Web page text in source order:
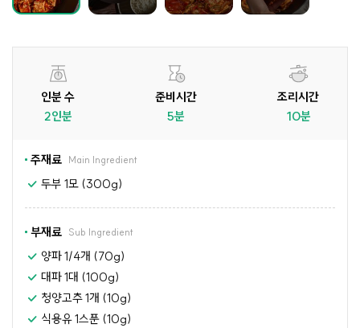
인분 수
2인분
준비시간
5분
조리시간
10분
주재료 Main Ingredient
두부 1모 (300g)
부재료 Sub Ingredient
양파 1/4개 (70g)
대파 1대 (100g)
청양고추 1개 (10g)
식용유 1스푼 (10g)